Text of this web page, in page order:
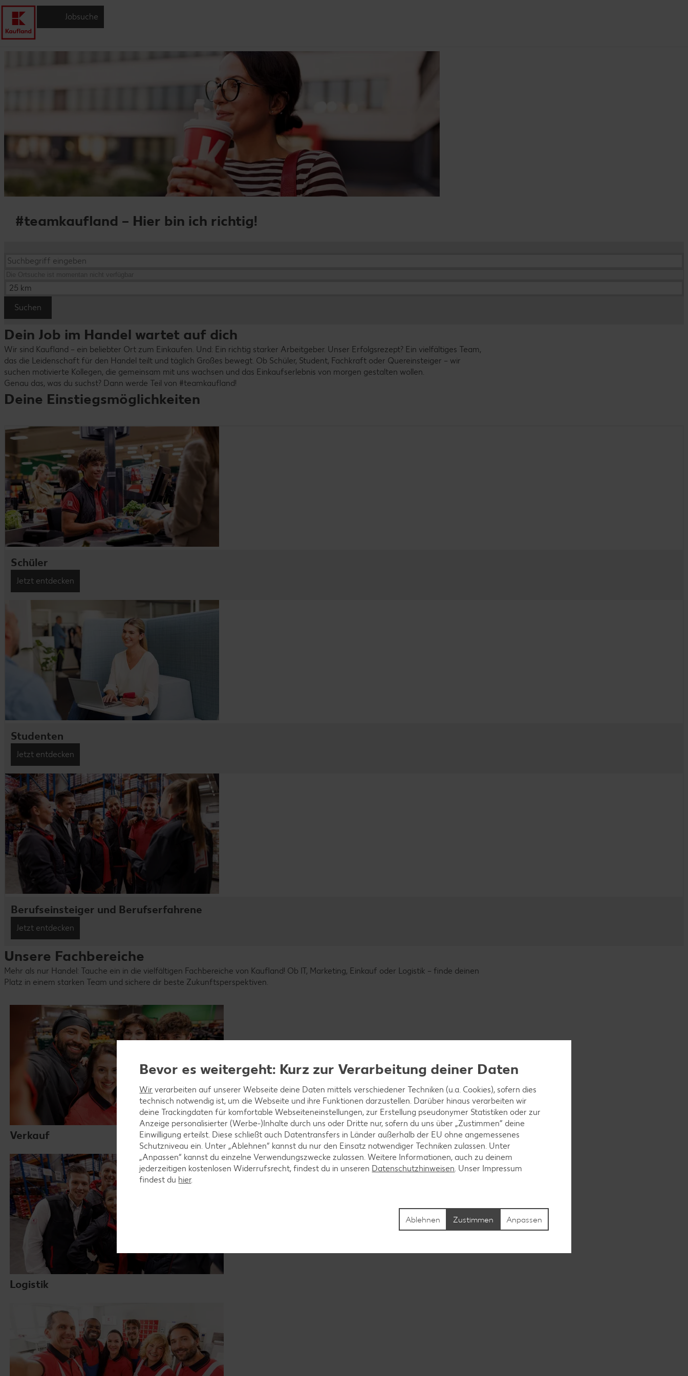
Jobsuche
#teamkaufland – Hier bin ich richtig!
25 km
Suchen
Dein Job im Handel wartet auf dich
Wir sind Kaufland – ein beliebter Ort zum Einkaufen. Und: Ein richtig starker Arbeitgeber. Unser Erfolgsrezept? Ein vielfältiges Team,
das die Leidenschaft für den Handel teilt und täglich Großes bewegt. Ob Schüler, Student, Fachkraft oder Quereinsteiger – wir
suchen motivierte Kollegen, die gemeinsam mit uns wachsen und das Einkaufserlebnis von morgen gestalten wollen.
Genau das, was du suchst? Dann werde Teil von #teamkaufland!
Deine Einstiegsmöglichkeiten
Schüler
Jetzt entdecken
Studenten
Jetzt entdecken
Berufseinsteiger und Berufserfahrene
Jetzt entdecken
Unsere Fachbereiche
Mehr als nur Handel: Tauche ein in die vielfältigen Fachbereiche von Kaufland! Ob IT, Marketing, Einkauf oder Logistik – finde deinen
Platz in einem starken Team und sichere dir beste Zukunftsperspektiven.
Verkauf
Logistik
Bevor es weitergeht: Kurz zur Verarbeitung deiner Daten
Wir verarbeiten auf unserer Webseite deine Daten mittels verschiedener Techniken (u.a. Cookies), sofern dies
technisch notwendig ist, um die Webseite und ihre Funktionen darzustellen. Darüber hinaus verarbeiten wir
deine Trackingdaten für komfortable Webseiteneinstellungen, zur Erstellung pseudonymer Statistiken oder zur
Anzeige personalisierter (Werbe-)Inhalte durch uns oder Dritte nur, sofern du uns über „Zustimmen“ deine
Einwilligung erteilst. Diese schließt auch Datentransfers in Länder außerhalb der EU ohne angemessenes
Schutzniveau ein. Unter „Ablehnen“ kannst du nur den Einsatz notwendiger Techniken zulassen. Unter
„Anpassen“ kannst du einzelne Verwendungszwecke zulassen. Weitere Informationen, auch zu deinem
jederzeitigen kostenlosen Widerrufsrecht, findest du in unseren Datenschutzhinweisen. Unser Impressum
findest du hier.
Anpassen
Ablehnen Zustimmen